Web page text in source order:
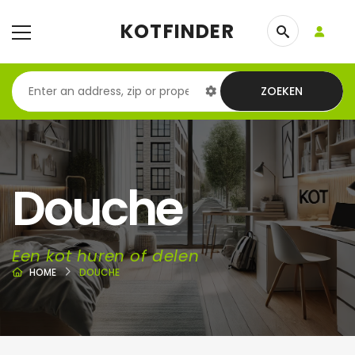
KOTFINDER
ZOEKEN
Douche
Een kot huren of delen
HOME DOUCHE